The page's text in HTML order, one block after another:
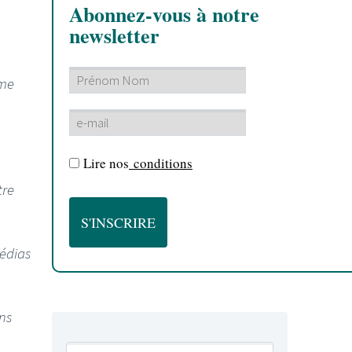
Abonnez-vous à notre
newsletter
Lire nos conditions